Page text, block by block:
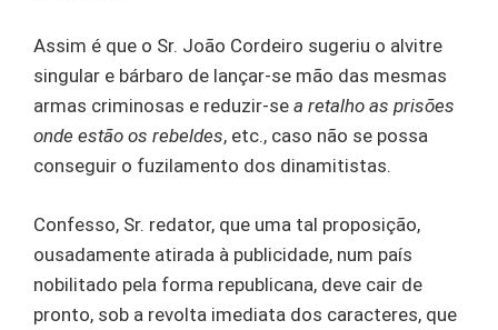
Assim é que o Sr. João Cordeiro sugeriu o alvitre
singular e bárbaro de lançar-se mão das mesmas
armas criminosas e reduzir-se a retalho as prisões
onde estão os rebeldes, etc., caso não se possa
conseguir o fuzilamento dos dinamitistas.
Confesso, Sr. redator, que uma tal proposição,
ousadamente atirada à publicidade, num país
nobilitado pela forma republicana, deve cair de
pronto, sob a revolta imediata dos caracteres, que